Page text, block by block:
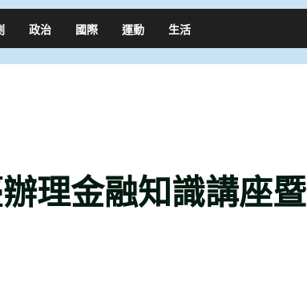
政治 國際 運動 生活
理金融知識講座暨